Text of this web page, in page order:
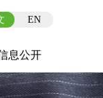
EN
息公开
基本信息
管理架构
人事薪酬
经营成果
重大事项